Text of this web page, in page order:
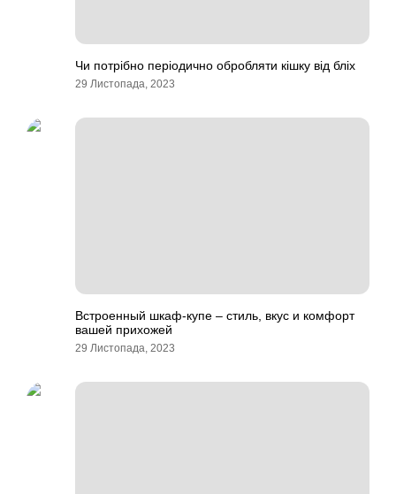
Чи потрібно періодично обробляти кішку від бліх
29 Листопада, 2023
Встроенный шкаф-купе – стиль, вкус и комфорт
вашей прихожей
29 Листопада, 2023